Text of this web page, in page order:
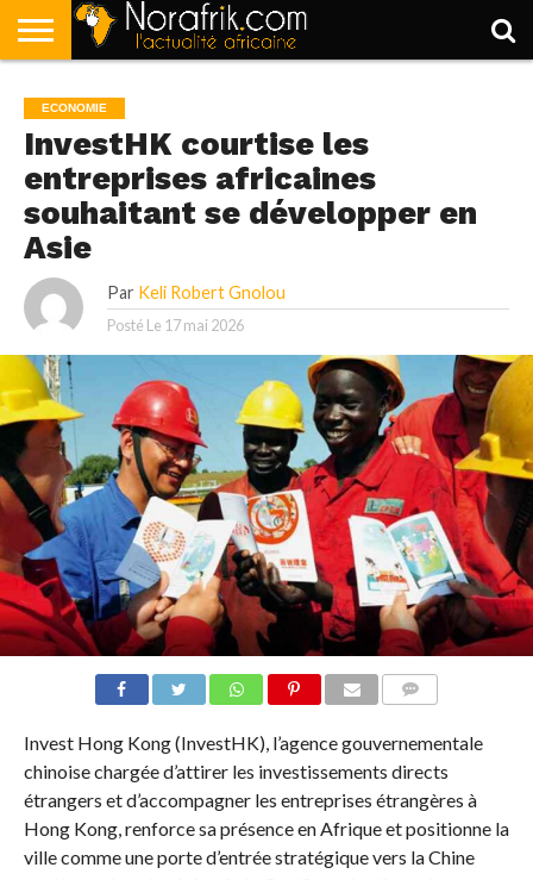
POLITIQUE
SOCIÉTÉ
ECONOMIE
SPORT
LIFESTYLE
ECONOMIE
InvestHK courtise les
entreprises africaines
souhaitant se développer en
Asie
Par Keli Robert Gnolou
Posté Le 17 mai 2026
Invest Hong Kong (InvestHK), l’agence gouvernementale
chinoise chargée d’attirer les investissements directs
étrangers et d’accompagner les entreprises étrangères à
Hong Kong, renforce sa présence en Afrique et positionne la
ville comme une porte d’entrée stratégique vers la Chine